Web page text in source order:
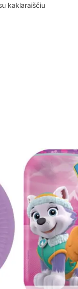
kaklaraiščiu